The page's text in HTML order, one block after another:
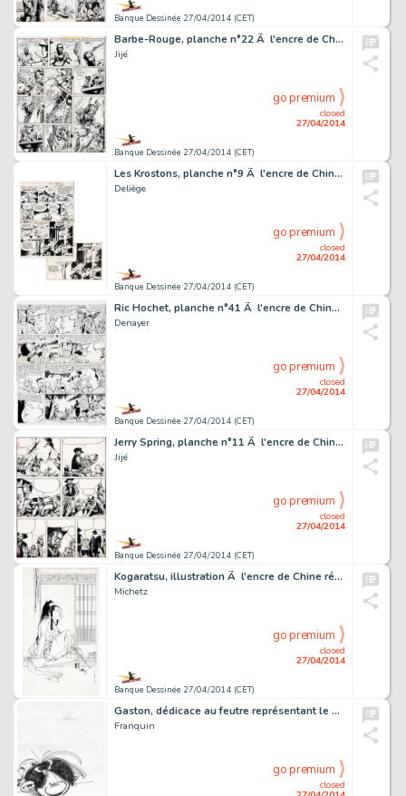
Banque Dessinée 27/04/2014 (CET)
Barbe-Rouge, planche n°22 Ã l'encre de Chine de …
Jijé
Banque Dessinée 27/04/2014 (CET)
closed
27/04/2014
go premium
Les Krostons, planche n°9 Ã l'encre de Chine de …
Deliège
Banque Dessinée 27/04/2014 (CET)
closed
27/04/2014
go premium
Ric Hochet, planche n°41 Ã l'encre de Chine de l…
Denayer
Banque Dessinée 27/04/2014 (CET)
closed
27/04/2014
go premium
Jerry Spring, planche n°11 Ã l'encre de Chine de…
Jijé
Banque Dessinée 27/04/2014 (CET)
closed
27/04/2014
go premium
Kogaratsu, illustration Ã l'encre de Chine réali…
Michetz
Banque Dessinée 27/04/2014 (CET)
closed
27/04/2014
go premium
Gaston, dédicace au feutre représentant le héro…
Franquin
closed
go premium